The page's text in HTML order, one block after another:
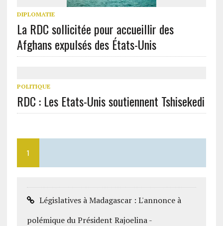
DIPLOMATIE
La RDC sollicitée pour accueillir des
Afghans expulsés des États-Unis
POLITIQUE
RDC : Les Etats-Unis soutiennent Tshisekedi
1
Législatives à Madagascar : L'annonce à
polémique du Président Rajoelina -